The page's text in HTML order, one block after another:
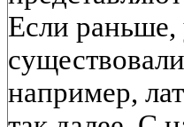
Если
например,